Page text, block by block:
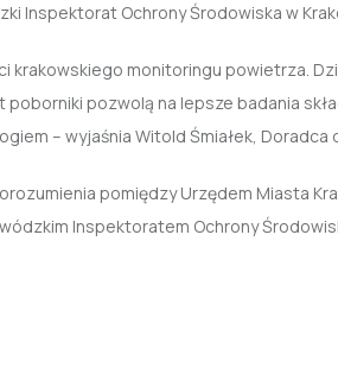
Inspektorat Ochrony Środowiska w
krakowskiego monitoringu powietrza.
pozwolą na lepsze badania
– wyjaśnia Witold Śmiałek, Doradca
pomiędzy Urzędem Miasta
Inspektoratem Ochrony